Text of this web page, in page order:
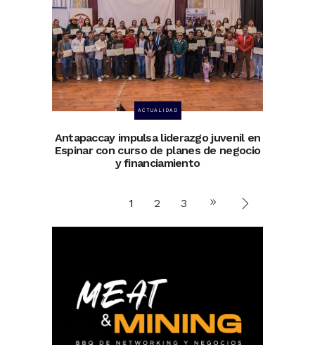
ACTUALIDAD
Antapaccay impulsa liderazgo juvenil en
Espinar con curso de planes de negocio
y financiamiento
1 2 3